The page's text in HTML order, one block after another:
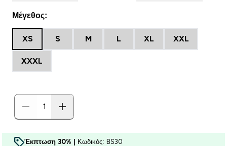
Μέγεθος:
XS S M L XL XXL
XXXL
Έκπτωση 30% | Κωδικός: BS30